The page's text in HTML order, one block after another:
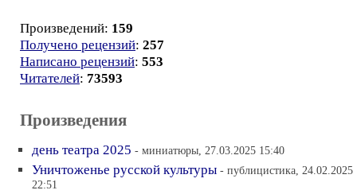
Произведений: 159
Получено рецензий: 257
Написано рецензий: 553
Читателей: 73593
Произведения
день театра 2025 - миниатюры, 27.03.2025 15:40
Уничтоженье русской культуры - публицистика, 24.02.2025
22:51